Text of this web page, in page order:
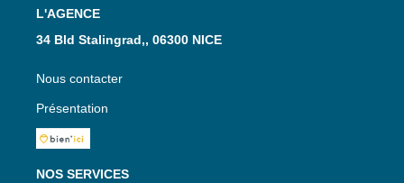
L'AGENCE
34 Bld Stalingrad,, 06300 NICE
Nous contacter
Présentation
NOS SERVICES